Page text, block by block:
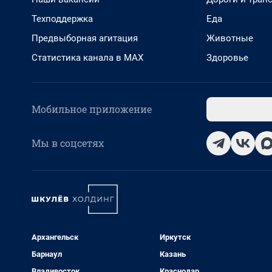
Техподдержка
Предвыборная агитация
Статистика канала в MAX
Еда
Животные
Здоровье
Мобильное приложение
Мы в соцсетях
Архангельск
Барнаул
Иркутск
Казань